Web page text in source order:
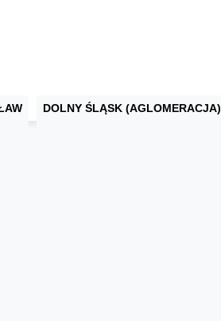
DOLNY ŚLĄSK (AGLOMERACJA)